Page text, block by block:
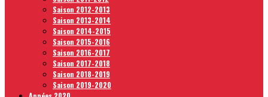
Saison 2012-2013
Saison 2013-2014
Saison 2014-2015
Saison 2015-2016
Saison 2016-2017
Saison 2017-2018
Saison 2018-2019
Saison 2019-2020